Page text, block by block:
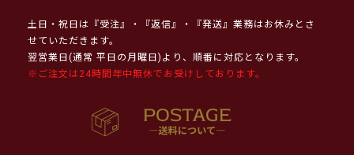
土日・祝日は『受注』・『返信』・『発送』業務はお休みとさ
せていただきます。
翌営業日(通常 平日の月曜日)より、順番に対応となります。
※ご注文は24時間年中無休でお受けしております。